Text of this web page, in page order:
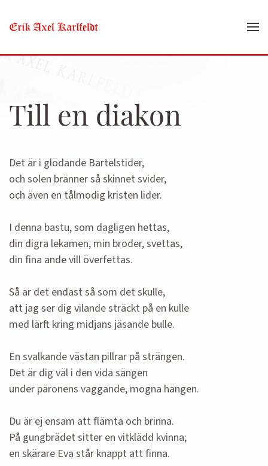
Skip to main content
Till en diakon
Det är i glödande Bartelstider,
och solen bränner så skinnet svider,
och även en tålmodig kristen lider.
I denna bastu, som dagligen hettas,
din digra lekamen, min broder, svettas,
din fina ande vill överfettas.
Så är det endast så som det skulle,
att jag ser dig vilande sträckt på en kulle
med lärft kring midjans jäsande bulle.
En svalkande västan pillrar på strängen.
Det är dig väl i den vida sängen
under päronens vaggande, mogna hängen.
Du är ej ensam att flämta och brinna.
På gungbrädet sitter en vitklädd kvinna;
en skärare Eva står knappt att finna.